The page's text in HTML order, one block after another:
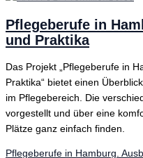
Pflegeberufe in
und Praktika
Das Projekt „Pflegeberufe in
Praktika“ bietet einen
im Pflegebereich. Die
vorgestellt und über eine
Plätze ganz einfach finden.
Pflegeberufe in Hamburg.